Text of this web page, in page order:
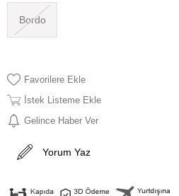
Bordo
Favorilere Ekle
İstek Listeme Ekle
Gelince Haber Ver
Yorum Yaz